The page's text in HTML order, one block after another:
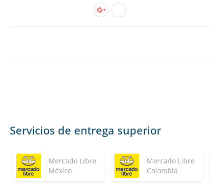
Servicios de entrega superior
Mercado Libre
México
Mercado Libre
Colombia